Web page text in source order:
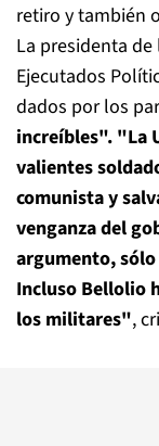
retiro y también
La presidenta
Ejecutados
dados por los
increíbles". "La
valientes
comunista y
venganza del
argumento, sólo
Incluso Bellolio
los militares",